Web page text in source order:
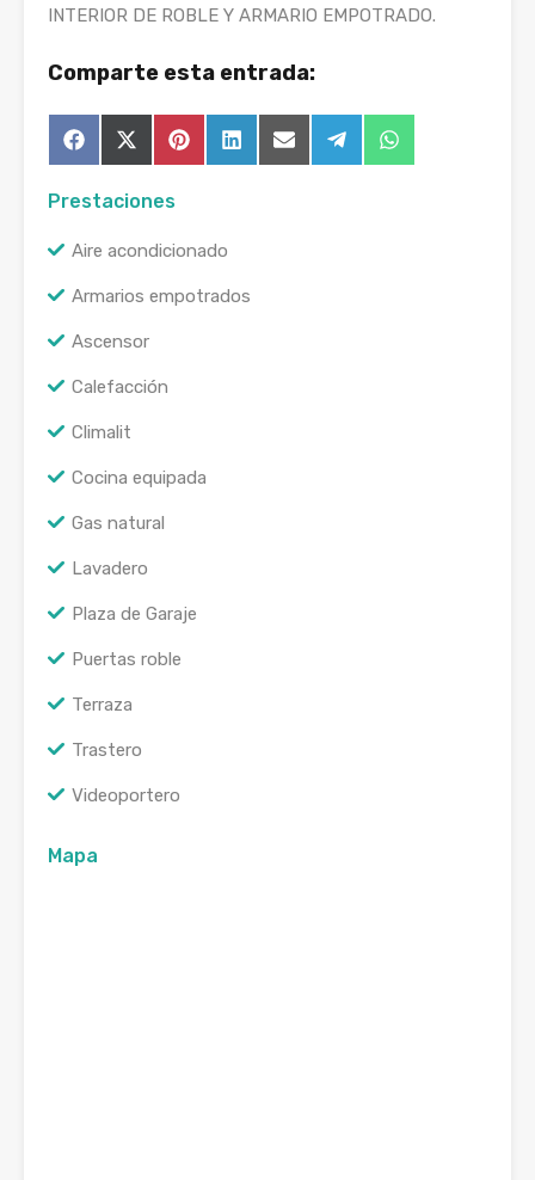
INTERIOR DE ROBLE Y ARMARIO EMPOTRADO.
Comparte esta entrada:
Compartir
en
FacebookCompartir
en
X
(Twitter)
Compartir
en
PinterestCompartir
en
LinkedInCompartir
en
Email Compartir
en
TelegramCompartir
en
WhatsApp
Prestaciones
Aire acondicionado
Armarios empotrados
Ascensor
Calefacción
Climalit
Cocina equipada
Gas natural
Lavadero
Plaza de Garaje
Puertas roble
Terraza
Trastero
Videoportero
Mapa